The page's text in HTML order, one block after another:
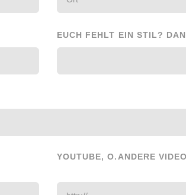
EUCH FEHLT EIN STIL?
YOUTUBE, O.ANDERE